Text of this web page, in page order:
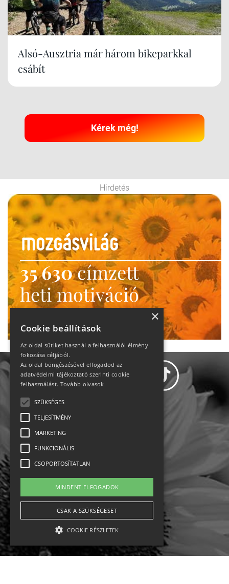
Alsó-Ausztria már három bikeparkkal
csábít
Kérek még!
Hirdetés
35 630címzett
heti motiváció
Ne maradj le!
Impresszum-kapcsolat
Jogi nyilatkozat
Rólunk
English
×
Cookie beállítások
Az oldal sütiket használ a felhasználói élmény
fokozása céljából.
Az oldal böngészésével elfogadod az
adatvédelmi tájékoztató szerinti cookie
felhasználást. Tovább olvasok
SZÜKSÉGES
TELJESÍTMÉNY
MARKETING
FUNKCIONÁLIS
CSOPORTOSÍTATLAN
MINDENT ELFOGADOK
CSAK A SZÜKSÉGESET
COOKIE RÉSZLETEK